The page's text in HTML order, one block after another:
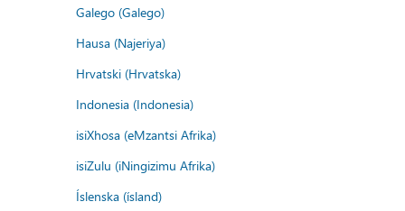
Galego (Galego)
Hausa (Najeriya)
Hrvatski (Hrvatska)
Indonesia (Indonesia)
isiXhosa (eMzantsi Afrika)
isiZulu (iNingizimu Afrika)
Íslenska (ísland)